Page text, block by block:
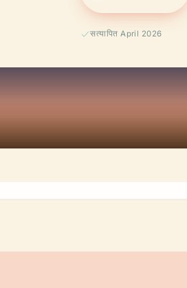
सत्यापित April 2026